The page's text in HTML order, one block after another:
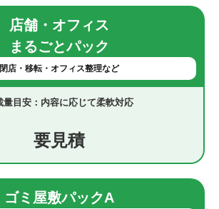
店舗・オフィス
まるごとパック
閉店・移転・オフィス整理など
内容に応じて柔軟対応
要見積
ゴミ屋敷パックA